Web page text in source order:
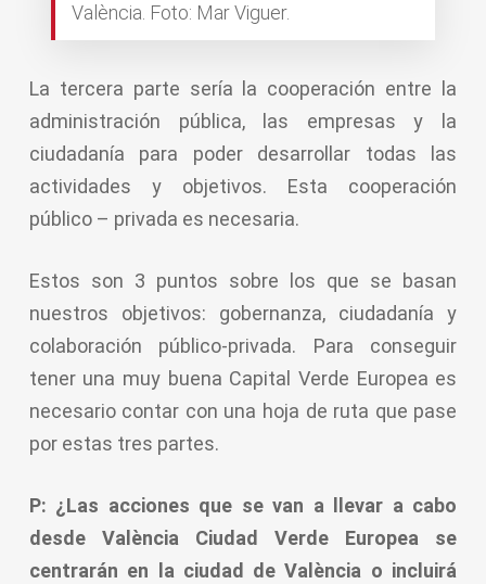
València. Foto: Mar Viguer.
La tercera parte sería la cooperación entre la
administración pública, las empresas y la
ciudadanía para poder desarrollar todas las
actividades y objetivos. Esta cooperación
público – privada es necesaria.
Estos son 3 puntos sobre los que se basan
nuestros objetivos: gobernanza, ciudadanía y
colaboración público-privada. Para conseguir
tener una muy buena Capital Verde Europea es
necesario contar con una hoja de ruta que pase
por estas tres partes.
P: ¿Las acciones que se van a llevar a cabo
desde València Ciudad Verde Europea se
centrarán en la ciudad de València o incluirá